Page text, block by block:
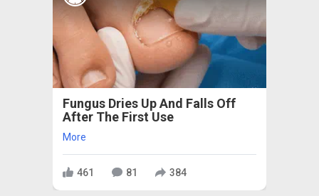
Fungus Dries Up And Falls Off
After The First Use
More
461 81 384